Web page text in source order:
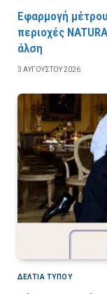
Εφαρμογή
περιοχές
άλση
3 ΑΥΓΟΎΣΤΟΥ 2026
ΔΕΛΤΙΑ ΤΥΠΟΥ